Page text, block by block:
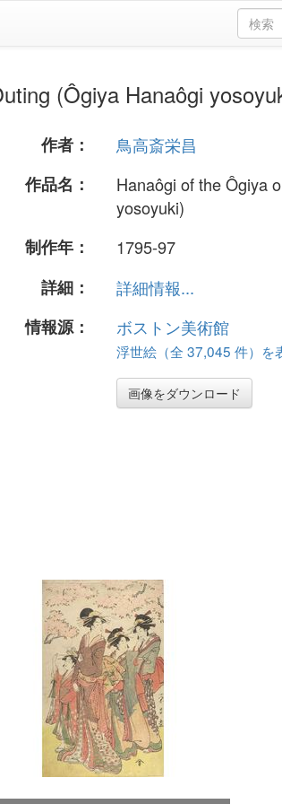
(Ôgiya Hanaôgi
作者：
鳥高斎栄昌
作品名：
Hanaôgi of the Ôgiya
yosoyuki)
制作年：
1795-97
詳細：
詳細情報...
情報源：
ボストン美術館
浮世絵（全 37,045 件）を
画像をダウンロード